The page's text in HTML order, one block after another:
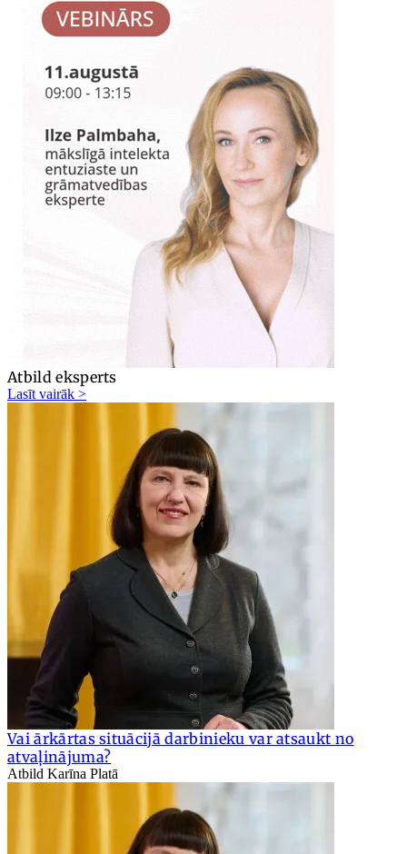
Atbild eksperts
Lasīt vairāk >
Vai ārkārtas situācijā darbinieku var atsaukt no
atvaļinājuma?
Atbild Karīna Platā